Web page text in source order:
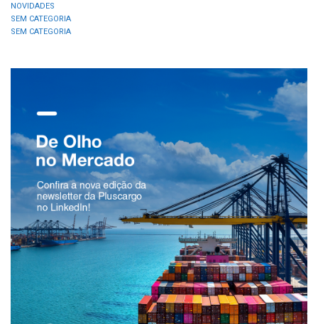
NOVIDADES
SEM CATEGORIA
SEM CATEGORIA